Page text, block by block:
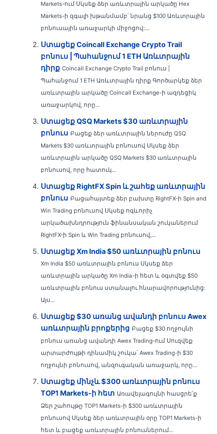
Markets-ում Սկսեք ձեր առևտրային արկածը Hex
Markets-ի զգալի խթանմամբ՝ նրանց $100 Առևտրային
բոնուսային առաջարկի միջոցով:...
Ստացեք Coincall Exchange Crypto Trail
բոնուս | Պահանջում 1 ETH Առևտրային
դիրք Coincall Exchange Crypto Trail բոնուս |
Պահանջում 1 ETH Առևտրային դիրք Գործարկեք ձեր
առևտրային արկածը Coincall Exchange-ի ազդեցիկ
առաջարկով, որը...
Ստացեք QSQ Markets $30 առևտրային
բոնուս Բացեք ձեր առևտրային ներուժը QSQ
Markets $30 առևտրային բոնուսով Սկսեք ձեր
առևտրային արկածը QSQ Markets $30 առևտրային
բոնուսով, որը հատուկ...
Ստացեք RightFX Spin և շահեք առևտրային
բոնուս Բացահայտեք ձեր բախտը RightFX-ի Spin and
Win Trading բոնուսով Սկսեք ոգևորիչ
արկածախնդրություն ֆինանսական շուկաներում
RightFX-ի Spin և Win Trading բոնուսով,...
Ստացեք Xm India $50 առևտրային բոնուս
Xm India $50 առևտրային բոնուս Սկսեք ձեր
առևտրային արկածը Xm India-ի հետ և օգտվեք $50
առևտրային բոնուս ստանալու հնարավորությունից:
Այս...
Ստացեք $30 առանց ավանդի բոնուս Awex
առևտրային բրոքերից Բացեք $30 ողջույնի
բոնուս առանց ավանդի Awex Trading-ում Սուզվեք
արտարժույթի դինամիկ շուկա՝ Awex Trading-ի $30
ողջույնի բոնուսով, անզուգական առաջարկ, որը...
Ստացեք մինչև $300 առևտրային բոնուս
TOP1 Markets-ի հետ Առավելագույնի հասցրե՛ք
Ձեր շահույթը TOP1 Markets-ի $300 առևտրային
բոնուսով Սկսեք ձեր առևտրային օրը TOP1 Markets-ի
հետ և բացեք առևտրային բոնուսներում...